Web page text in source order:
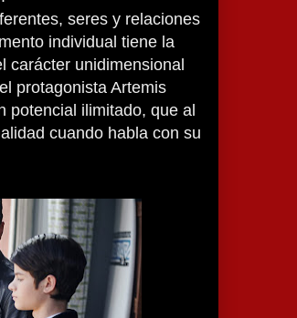
seres y relaciones
individual tiene la
carácter unidimensional
protagonista Artemis
potencial ilimitado, que al
cuando habla con su